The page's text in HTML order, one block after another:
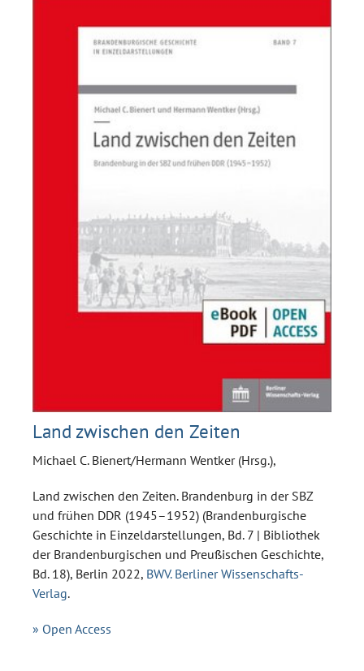
Land zwischen den Zeiten
Michael C. Bienert/Hermann Wentker (Hrsg.),
Land zwischen den Zeiten. Brandenburg in der SBZ
und frühen DDR (1945–1952) (Brandenburgische
Geschichte in Einzeldarstellungen, Bd. 7 | Bibliothek
der Brandenburgischen und Preußischen Geschichte,
Bd. 18), Berlin 2022, BWV. Berliner Wissenschafts-
Verlag.
» Open Access